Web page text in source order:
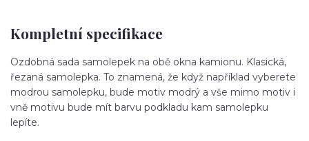
Kompletní specifikace
Ozdobná sada samolepek na obě okna kamionu. Klasická,
řezaná samolepka. To znamená, že když například vyberete
modrou samolepku, bude motiv modrý a vše mimo motiv i
vně motivu bude mít barvu podkladu kam samolepku
lepíte.